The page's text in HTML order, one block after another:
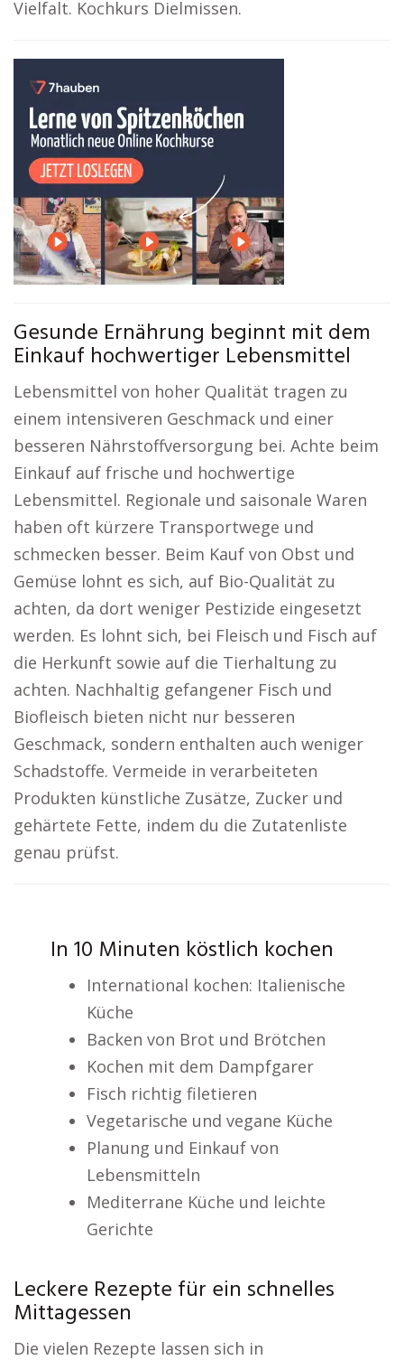
Vielfalt. Kochkurs Dielmissen.
Gesunde Ernährung beginnt mit dem
Einkauf hochwertiger Lebensmittel
Lebensmittel von hoher Qualität tragen zu
einem intensiveren Geschmack und einer
besseren Nährstoffversorgung bei. Achte beim
Einkauf auf frische und hochwertige
Lebensmittel. Regionale und saisonale Waren
haben oft kürzere Transportwege und
schmecken besser. Beim Kauf von Obst und
Gemüse lohnt es sich, auf Bio-Qualität zu
achten, da dort weniger Pestizide eingesetzt
werden. Es lohnt sich, bei Fleisch und Fisch auf
die Herkunft sowie auf die Tierhaltung zu
achten. Nachhaltig gefangener Fisch und
Biofleisch bieten nicht nur besseren
Geschmack, sondern enthalten auch weniger
Schadstoffe. Vermeide in verarbeiteten
Produkten künstliche Zusätze, Zucker und
gehärtete Fette, indem du die Zutatenliste
genau prüfst.
In 10 Minuten köstlich kochen
International kochen: Italienische
Küche
Backen von Brot und Brötchen
Kochen mit dem Dampfgarer
Fisch richtig filetieren
Vegetarische und vegane Küche
Planung und Einkauf von
Lebensmitteln
Mediterrane Küche und leichte
Gerichte
Leckere Rezepte für ein schnelles
Mittagessen
Die vielen Rezepte lassen sich in